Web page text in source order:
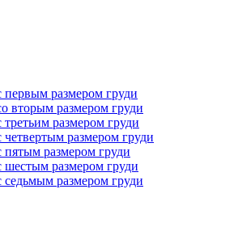
первым размером груди
вторым размером груди
размером груди
четвертым размером груди
пятым размером груди
шестым размером груди
седьмым размером груди